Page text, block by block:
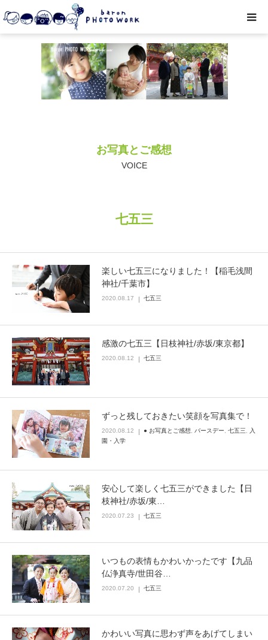
お写真とご感想
VOICE
七五三
楽しい七五三になりました！【稲毛浅間
神社/千葉市】
2020.08.17 七五三
感激の七五三【日枝神社/赤坂/東京都】
2020.08.12 七五三
ずっと残しておきたい笑顔を写真集で！
2020.08.12 ● お写真とご感想 バースデー 七五三
入
園・入学
安心して楽しく七五三ができました【日
枝神社/赤坂/東…
2020.07.23 七五三
いつもの表情もかわいかったです【九品
仏浄真寺/世田谷…
2020.07.20 七五三
かわいい写真に思わず声をあげてしまい
撮影プラン
私たちについて
● お写真とご感想
取材・企業・オーナーさま
ご予約
Q&A